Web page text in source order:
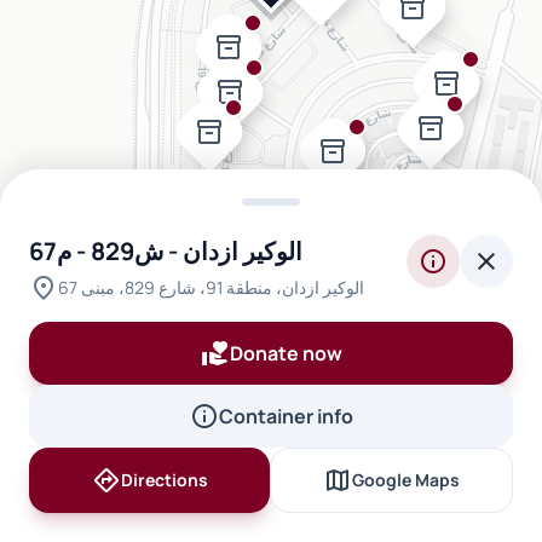
inventory_2 inventory_2
inventory_2
inventory_2
inventory_2
inventory_2
inventory_2
inventory_2
inventory_2
inventory_2
inventory_2
الوكير ازدان - ش829 - م67
location_on الوكير ازدان، منطقة 91، شارع 829، مبنى 67
info close
volunteer_activismDonate now
infoContainer info
directionsDirections mapGoogle Maps